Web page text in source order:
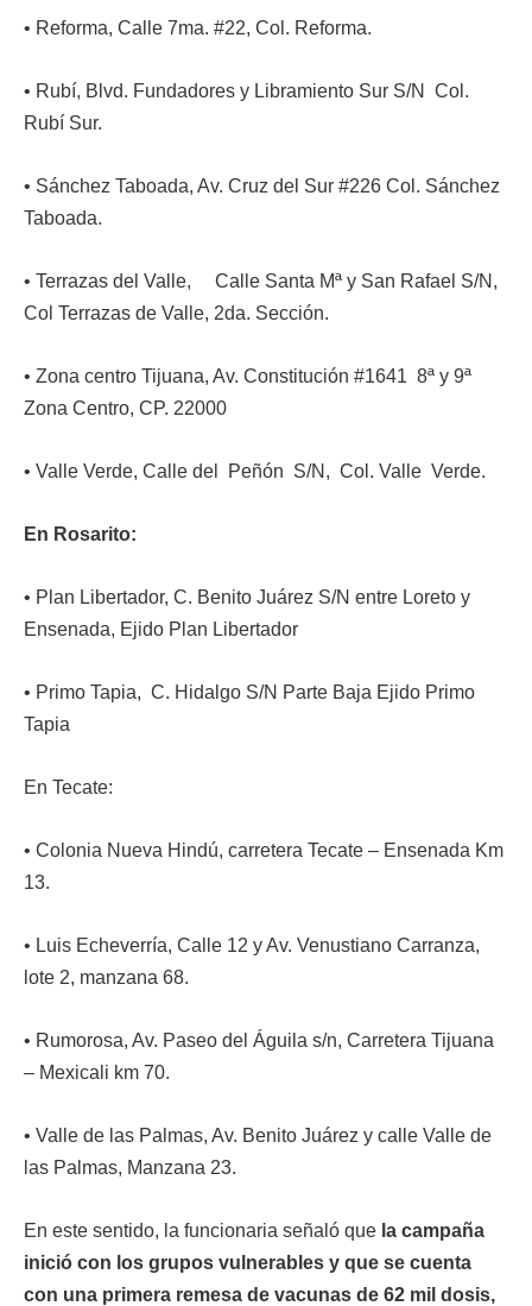
• Reforma, Calle 7ma. #22, Col. Reforma.
• Rubí, Blvd. Fundadores y Libramiento Sur S/N Col.
Rubí Sur.
• Sánchez Taboada, Av. Cruz del Sur #226 Col. Sánchez
Taboada.
• Terrazas del Valle, Calle Santa Mª y San Rafael S/N,
Col Terrazas de Valle, 2da. Sección.
• Zona centro Tijuana, Av. Constitución #1641 8ª y 9ª
Zona Centro, CP. 22000
• Valle Verde, Calle del Peñón S/N, Col. Valle Verde.
En Rosarito:
• Plan Libertador, C. Benito Juárez S/N entre Loreto y
Ensenada, Ejido Plan Libertador
• Primo Tapia, C. Hidalgo S/N Parte Baja Ejido Primo
Tapia
En Tecate:
• Colonia Nueva Hindú, carretera Tecate – Ensenada Km
13.
• Luis Echeverría, Calle 12 y Av. Venustiano Carranza,
lote 2, manzana 68.
• Rumorosa, Av. Paseo del Águila s/n, Carretera Tijuana
– Mexicali km 70.
• Valle de las Palmas, Av. Benito Juárez y calle Valle de
las Palmas, Manzana 23.
En este sentido, la funcionaria señaló que la campaña
inició con los grupos vulnerables y que se cuenta
con una primera remesa de vacunas de 62 mil dosis,